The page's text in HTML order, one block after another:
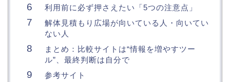
利用前に必ず押さえたい「5つの注意点」
解体見積もり広場が向いている人・向いてい
ない人
まとめ：比較サイトは“情報を増やすツー
ル”、最終判断は自分で
参考サイト